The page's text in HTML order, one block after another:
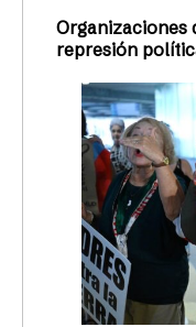
Organizaciones
represión